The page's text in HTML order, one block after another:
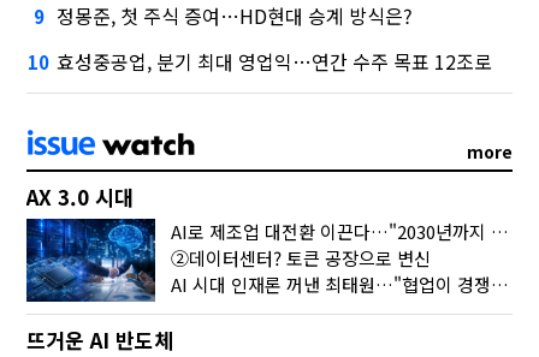
9 정몽준, 첫 주식 증여…HD현대 승계 방식은?
10 효성중공업, 분기 최대 영업익…연간 수주 목표 12조로
more
AX 3.0 시대
AI로 제조업 대전환 이끈다…"2030년까지 민관합동 20조 투자"
②데이터센터? 토큰 공장으로 변신
AI 시대 인재론 꺼낸 최태원…"협업이 경쟁력"
뜨거운 AI 반도체